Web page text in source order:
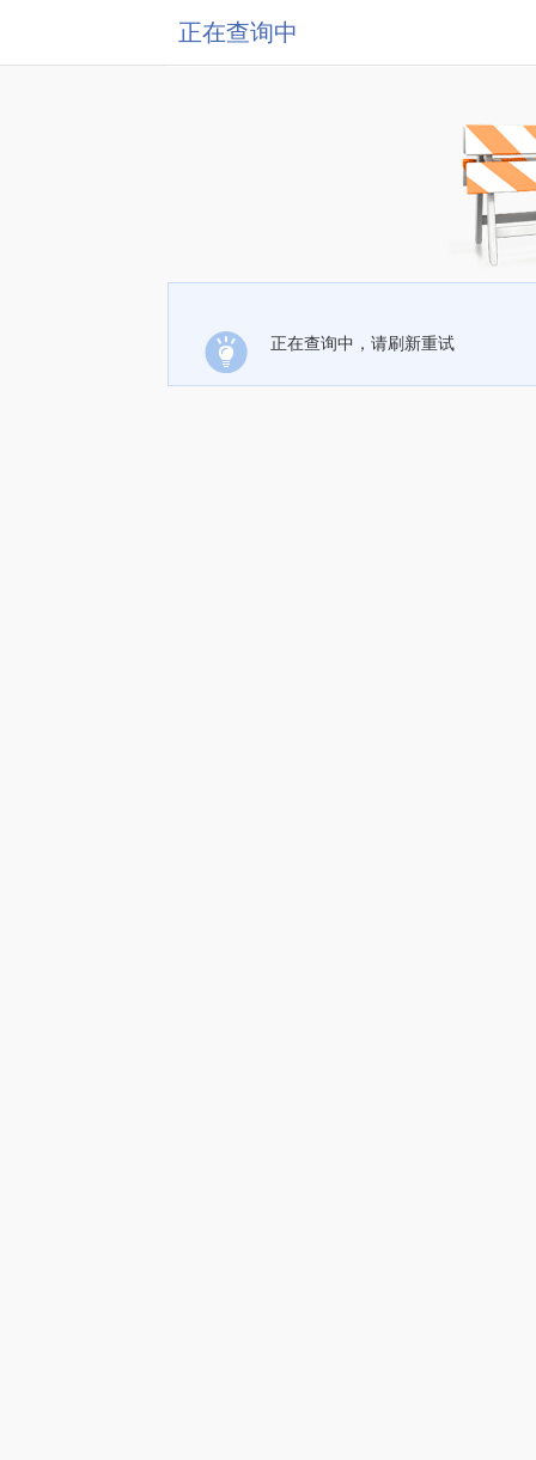
正在查询中
正在查询中，请刷新重试